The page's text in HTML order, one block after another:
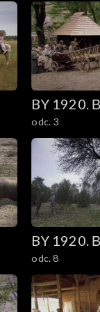
BY 1920.
каханне
miłość)
odc. 3
BY 1920.
каханне
miłość)
odc. 8